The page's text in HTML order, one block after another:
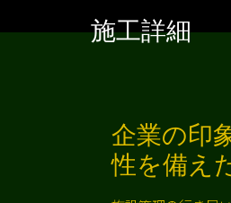
施工詳細
企業の印
性を備え